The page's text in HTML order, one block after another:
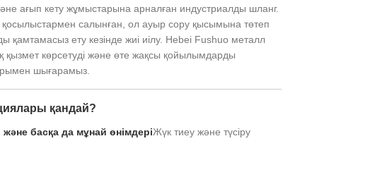
ағып кету жұмыстарына арналған индустриалды шланг.
қосылыстармен салынған, ол ауыр сору қысымына төтеп
қамтамасыз ету кезінде жиі иілу. Hebei Fushuo металл
қызмет көрсетуді және өте жақсы қойылымдарды
шығарамыз.
қандай?
басқа да мұнай өнімдеріЖүк тиеу және түсіру